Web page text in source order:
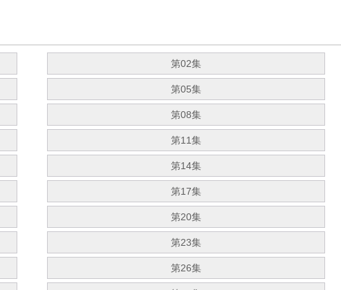
第02集
第05集
第08集
第11集
第14集
第17集
第20集
第23集
第26集